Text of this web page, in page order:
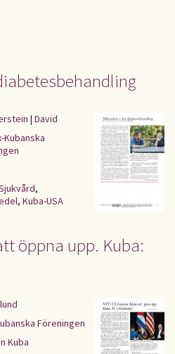
| David
Kubanska
,
, Kuba-USA
öppna upp. Kuba:
Föreningen
Kuba